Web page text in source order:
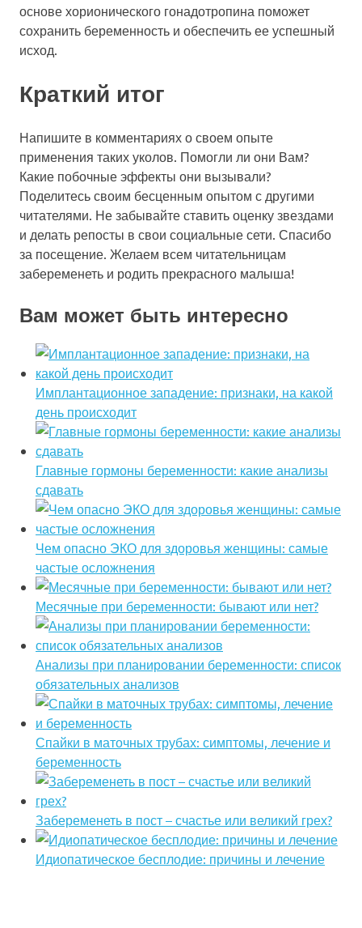
основе хорионического гонадотропина поможет
сохранить беременность и обеспечить ее успешный
исход.
Краткий итог
Напишите в комментариях о своем опыте
применения таких уколов. Помогли ли они Вам?
Какие побочные эффекты они вызывали?
Поделитесь своим бесценным опытом с другими
читателями. Не забывайте ставить оценку звездами
и делать репосты в свои социальные сети. Спасибо
за посещение. Желаем всем читательницам
забеременеть и родить прекрасного малыша!
Вам может быть интересно
Имплантационное западение: признаки, на какой
день происходит
Главные гормоны беременности: какие анализы
сдавать
Чем опасно ЭКО для здоровья женщины: самые
частые осложнения
Месячные при беременности: бывают или нет?
Анализы при планировании беременности: список
обязательных анализов
Спайки в маточных трубах: симптомы, лечение и
беременность
Забеременеть в пост – счастье или великий грех?
Идиопатическое бесплодие: причины и лечение